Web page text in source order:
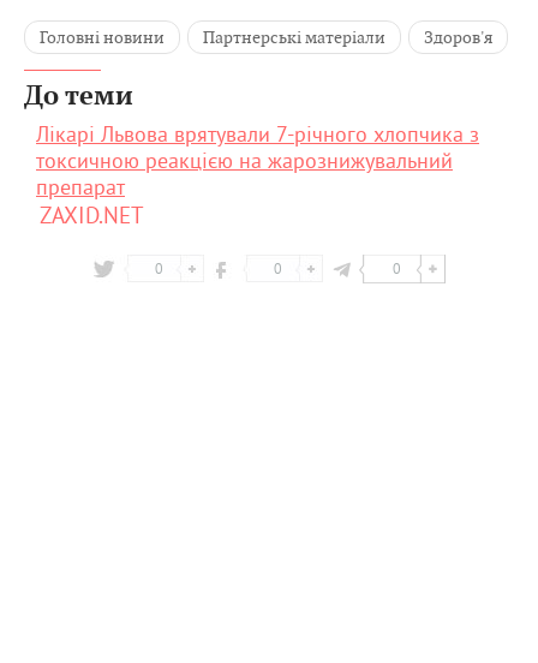
Головні новини Партнерські матеріали Здоров'я
До теми
Лікарі Львова врятували 7-річного хлопчика з
токсичною реакцією на жарознижувальний
препарат
ZAXID.NET
0 0 0